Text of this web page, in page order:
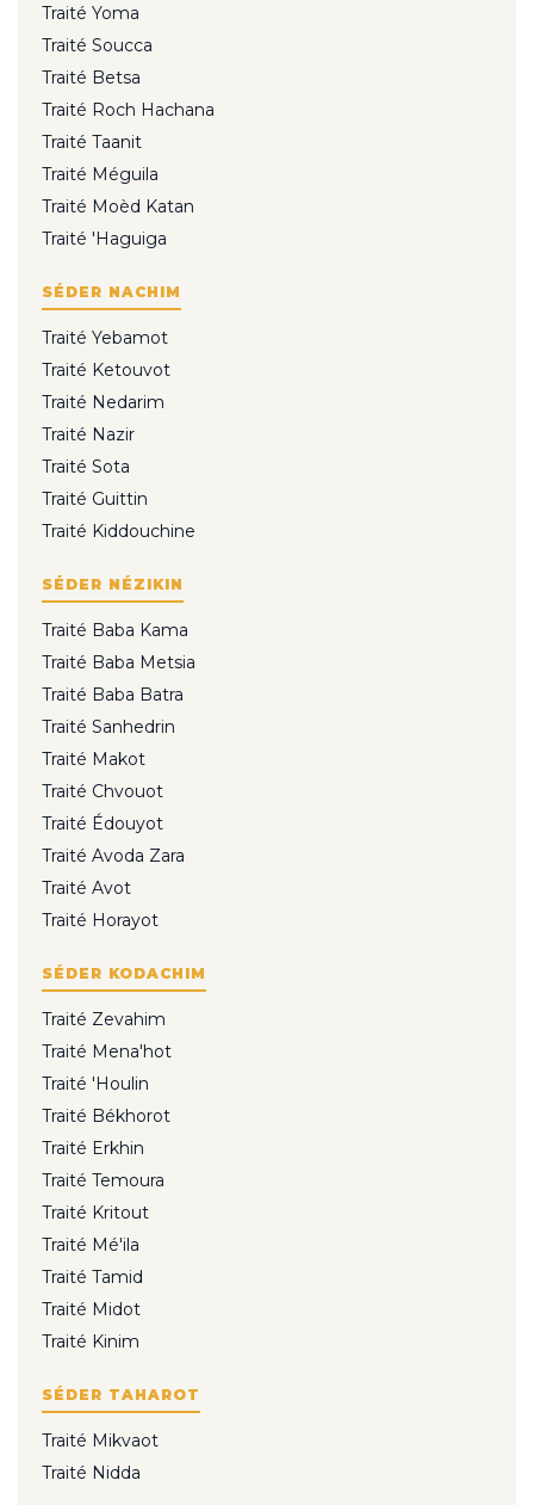
Traité Yoma
Traité Soucca
Traité Betsa
Traité Roch Hachana
Traité Taanit
Traité Méguila
Traité Moèd Katan
Traité 'Haguiga
SÉDER NACHIM
Traité Yebamot
Traité Ketouvot
Traité Nedarim
Traité Nazir
Traité Sota
Traité Guittin
Traité Kiddouchine
SÉDER NÉZIKIN
Traité Baba Kama
Traité Baba Metsia
Traité Baba Batra
Traité Sanhedrin
Traité Makot
Traité Chvouot
Traité Édouyot
Traité Avoda Zara
Traité Avot
Traité Horayot
SÉDER KODACHIM
Traité Zevahim
Traité Mena'hot
Traité 'Houlin
Traité Békhorot
Traité Erkhin
Traité Temoura
Traité Kritout
Traité Mé'ila
Traité Tamid
Traité Midot
Traité Kinim
SÉDER TAHAROT
Traité Mikvaot
Traité Nidda